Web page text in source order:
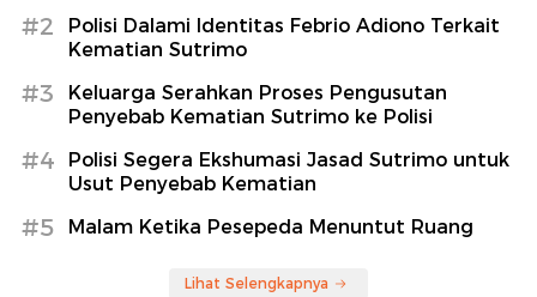
#2
Polisi Dalami Identitas Febrio Adiono Terkait
Kematian Sutrimo
#3
Keluarga Serahkan Proses Pengusutan
Penyebab Kematian Sutrimo ke Polisi
#4
Polisi Segera Ekshumasi Jasad Sutrimo untuk
Usut Penyebab Kematian
#5 Malam Ketika Pesepeda Menuntut Ruang
Lihat Selengkapnya